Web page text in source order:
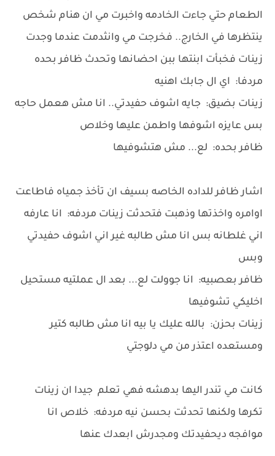
الطعام حتي جاءت الخادمه واخبرت مي ان هنام شخص
ينتظرها في الخارج.. فخرجت مي وانثدمت عندما وجدت
زينات فخبأت ابنتها ببن احضانها وتحدث ظافر بحده
مردفا: اي ال جابك اهنيه
زينات بضيق: جايه اشوف حفيدتي.. انا مش هعمل حاجه
بس عايزه اشوفها واطمن عليها وخلاص
ظافر بحده: لع... مش هتشوفيها
اشار ظافر للداده الخاصه بسيف ان تأخذ جمياه فاطاعت
اوامره واخذتها وذهبت فتحدثت زينات مردفه: انا عارفه
اني غلطانه بس انا مش طالبه غير اني اشوف حفيدتي
وبس
ظافر بعصبيه: انا جوولت لع... بعد ال عملتيه مستحيل
اخليكي تشوفيها
زينات بحزن: بالله عليك يا بيه انا مش طالبه كتير
ومستعده اعتذر من مي دلوجتي
كانت مي تندر اليها بدهشه فهي تعلم جيدا ان زينات
تكرها ولكنها تحدثت بحسن نيه مردفه: خلاص انا
موافجه ديحفيدتك ومجدرش ابعدك عنها